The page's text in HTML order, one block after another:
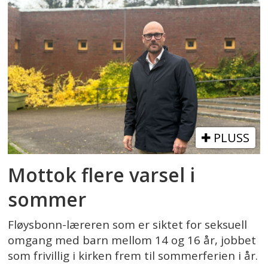
PLUSS
Mottok flere varsel i
sommer
Fløysbonn-læreren som er siktet for seksuell
omgang med barn mellom 14 og 16 år, jobbet
som frivillig i kirken frem til sommerferien i år.